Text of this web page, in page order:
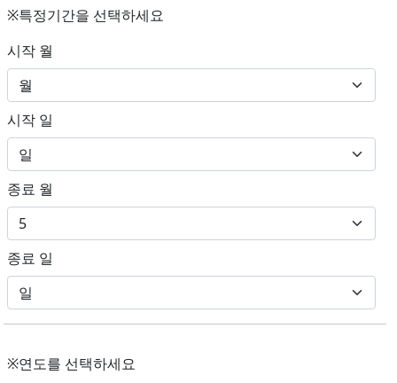
※특정기간을 선택하세요
시작 월
시작 일
종료 월
종료 일
※연도를 선택하세요